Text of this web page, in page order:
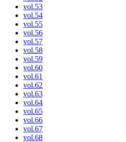
vol.53
vol.54
vol.55
vol.56
vol.57
vol.58
vol.59
vol.60
vol.61
vol.62
vol.63
vol.64
vol.65
vol.66
vol.67
vol.68